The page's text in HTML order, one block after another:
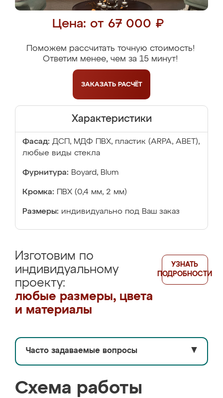
Цена: от 67 000 ₽
Поможем рассчитать точную стоимость!
Ответим менее, чем за 15 минут!
ЗАКАЗАТЬ РАСЧЁТ
Характеристики
Фасад: ДСП, МДФ ПВХ, пластик (ARPA, ABET),
любые виды стекла
Фурнитура: Boyard, Blum
Кромка: ПВХ (0,4 мм, 2 мм)
Размеры: индивидуально под Ваш заказ
Изготовим по
индивидуальному
проекту:
любые размеры, цвета
и материалы
УЗНАТЬ
ПОДРОБНОСТИ
Часто задаваемые вопросы ▼
Схема работы